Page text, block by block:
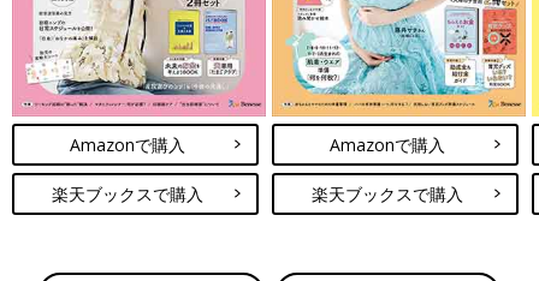
も喜びそうなアイテムばかりですよね♪ しまむらならプチプラで
買えちゃうのもとっても魅力的！ぜひみなさんもしまむらのキッ
ズアイテムを探してみてくださいね。
(文・ナキナキ)
●記事内容でご紹介している投稿、リンク先は、削除される場合
があります。あらかじめご了承ください。
●記事の内容は記載当時の情報であり、現在と異なる場合があり
ます。
Amazonで購入
楽天ブックスで購入
Amazonで購入
楽天ブックスで購入